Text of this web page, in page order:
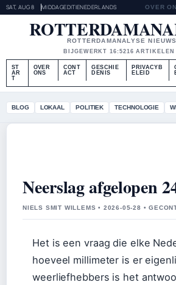
SAT, AUG 8 MIDDAGEDITIENEDERLANDS OVER
ROTTERDAMANALYSE
BIJGEWERKT 16:5216 ARTIKELEN
ST
AR
T
OVER
ONS
CONT
ACT
GESCHIE
DENIS
PRIVACYB
ELEID
BLOG LOKAAL POLITIEK TECHNOLOGIE
Neerslag afgelopen
NIELS SMIT WILLEMS • 2026-05-28 •
Het is een vraag die elke
hoeveel millimeter is er
weerliefhebbers is het